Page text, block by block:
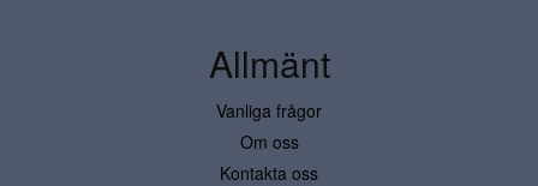
Allmänt
Vanliga frågor
Om oss
Kontakta oss